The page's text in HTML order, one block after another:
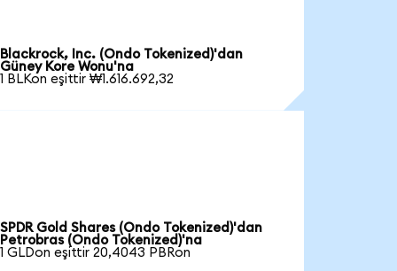
Blackrock, Inc. (Ondo Tokenized)'dan
Güney Kore Wonu'na
1 BLKon eşittir ₩1.616.692,32
SPDR Gold Shares (Ondo Tokenized)'dan
Petrobras (Ondo Tokenized)'na
1 GLDon eşittir 20,4043 PBRon